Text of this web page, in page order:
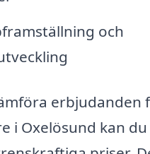
och
erbjudanden
i Oxelösund kan du